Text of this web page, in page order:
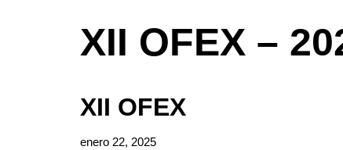
XII OFEX –
XII OFEX
enero 22, 2025